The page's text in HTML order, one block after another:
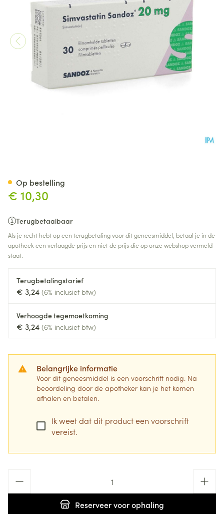
€ 10,30
Terugbetaalbaar
Als je recht hebt op een terugbetaling voor dit geneesmiddel, betaal je in de
apotheek een verlaagde prijs en niet de prijs die op onze webshop vermeld
staat.
Terugbetalingstarief
€ 3,24 (6% inclusief btw)
Verhoogde tegemoetkoming
€ 3,24 (6% inclusief btw)
Belangrijke informatie
Voor dit geneesmiddel is een voorschrift nodig. Na
beoordeling door de apotheker kan je het komen
afhalen en betalen.
Ik weet dat dit product een voorschrift
vereist.
Reserveervoor ophaling
Op bestelling